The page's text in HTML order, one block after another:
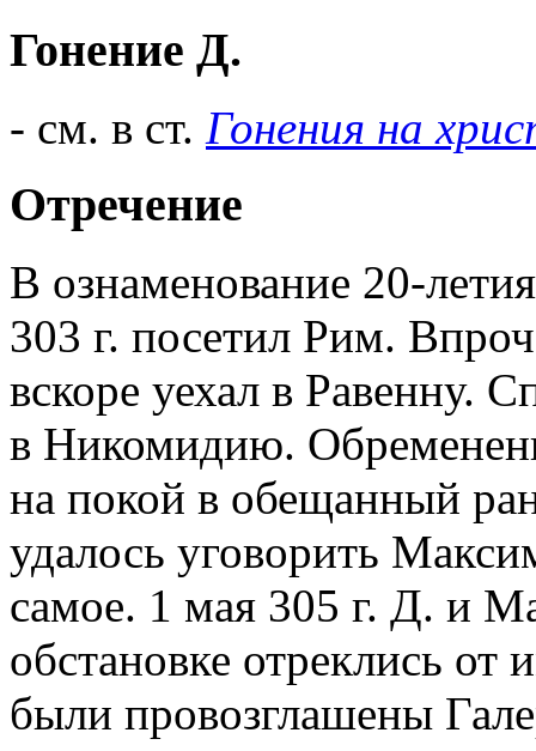
Гонение Д.
- см. в ст. Гонения на
Отречение
В ознаменование 20-
303 г. посетил Рим.
вскоре уехал в Равенну.
в Никомидию.
на покой в обещанный
удалось уговорить
самое. 1 мая 305 г. Д. и
обстановке отреклись от
были провозглашены